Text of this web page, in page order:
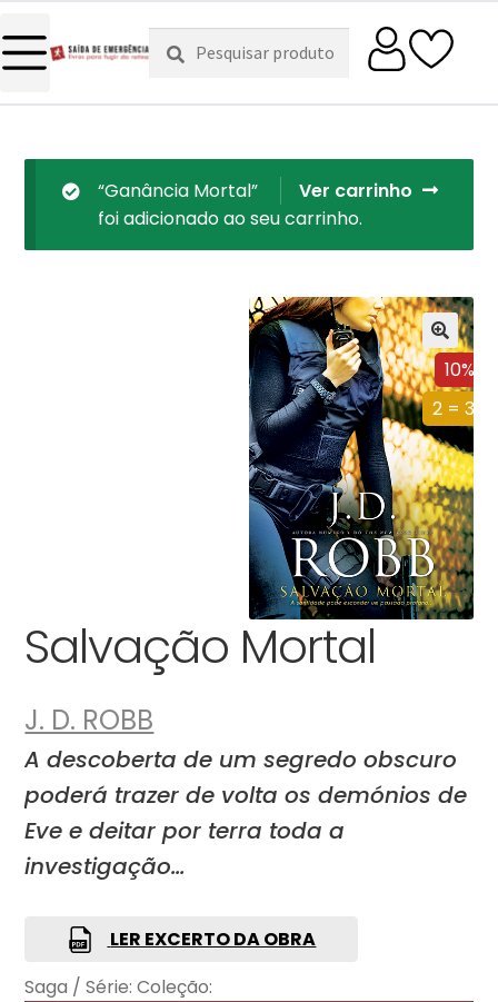
Pesquisar
por:
Pesquisa
Ver carrinho
“Ganância Mortal”
foi adicionado ao seu carrinho.
10%
2 = 3
Salvação Mortal
J. D. ROBB
A descoberta de um segredo obscuro
poderá trazer de volta os demónios de
Eve e deitar por terra toda a
investigação…
LER EXCERTO DA OBRA
Saga / Série: Coleção: